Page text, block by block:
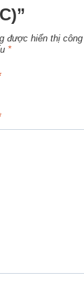
được hiển thị công
*